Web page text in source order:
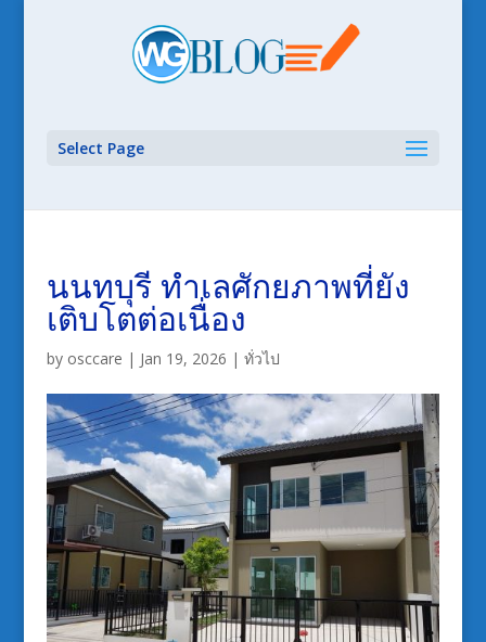
Select Page
นนทบุรี ทำเลศักยภาพที่ยัง
เติบโตต่อเนื่อง
by osccare | Jan 19, 2026 | ทั่วไป